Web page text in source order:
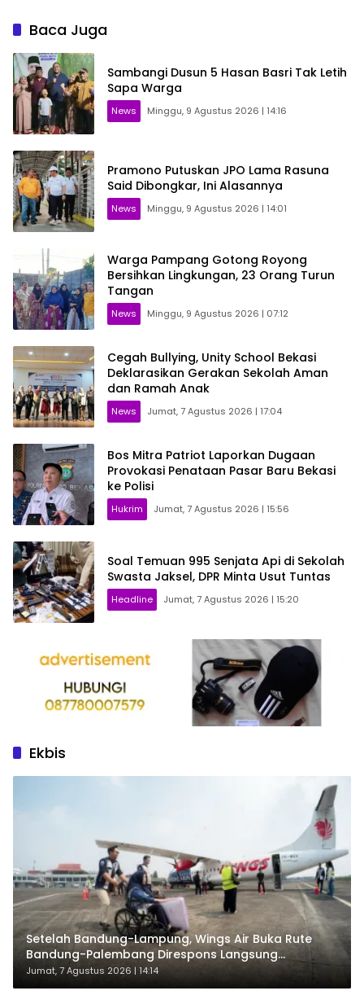
Baca Juga
Sambangi Dusun 5 Hasan Basri Tak Letih
Sapa Warga
News Minggu, 9 Agustus 2026 | 14:16
Pramono Putuskan JPO Lama Rasuna
Said Dibongkar, Ini Alasannya
News Minggu, 9 Agustus 2026 | 14:01
Warga Pampang Gotong Royong
Bersihkan Lingkungan, 23 Orang Turun
Tangan
News Minggu, 9 Agustus 2026 | 07:12
Cegah Bullying, Unity School Bekasi
Deklarasikan Gerakan Sekolah Aman
dan Ramah Anak
News Jumat, 7 Agustus 2026 | 17:04
Bos Mitra Patriot Laporkan Dugaan
Provokasi Penataan Pasar Baru Bekasi
ke Polisi
Hukrim Jumat, 7 Agustus 2026 | 15:56
Soal Temuan 995 Senjata Api di Sekolah
Swasta Jaksel, DPR Minta Usut Tuntas
Headline Jumat, 7 Agustus 2026 | 15:20
Ekbis
Setelah Bandung-Lampung, Wings Air Buka Rute
Bandung-Palembang Direspons Langsung
Penumpang
Jumat, 7 Agustus 2026 | 14:14